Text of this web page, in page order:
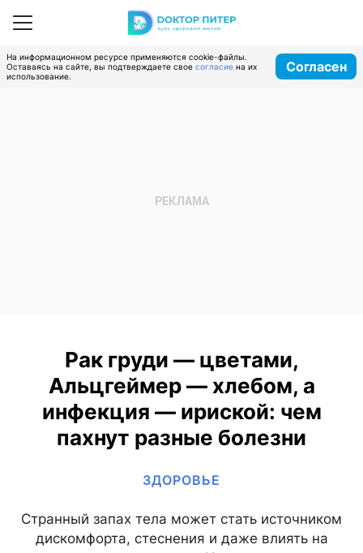
На информационном ресурсе применяются cookie-файлы.
Оставаясь на сайте, вы подтверждаете свое согласие на их
использование.
Согласен
Рак груди — цветами,
Альцгеймер — хлебом, а
инфекция — ириской: чем
пахнут разные болезни
ЗДОРОВЬЕ
Странный запах тела может стать источником
дискомфорта, стеснения и даже влиять на